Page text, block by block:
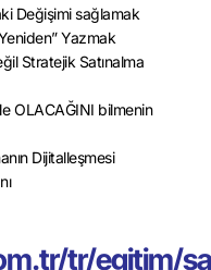
Değişimi sağlamak
Yazmak
Stratejik Satınalma
OLACAĞINI bilmenin
Dijitalleşmesi
tr/egitim/